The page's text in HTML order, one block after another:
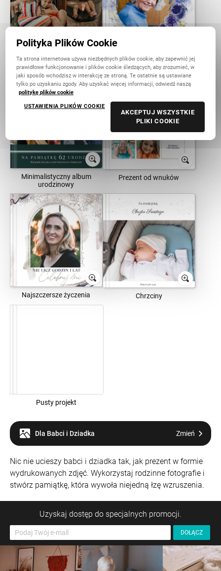
Rodzinne chwile Urodziny seniora
Minimalistyczny album
urodzinowy
Prezent od wnuków
Najszczersze życzenia Chrzciny
Pusty projekt
Dla Babci i Dziadka Zmień
Nic nie ucieszy babci i dziadka tak, jak prezent w formie
wydrukowanych zdjęć. Wykorzystaj rodzinne fotografie i
stwórz pamiątkę, która wywoła niejedną łzę wzruszenia.
Uzyskaj dostęp do specjalnych promocji.
Polityka Plików Cookie
Ta strona internetowa używa niezbędnych plików cookie, aby zapewnić jej
prawidłowe funkcjonowanie i plików cookie śledzących, aby zrozumieć, w
jaki sposób wchodzisz w interakcję ze stroną. Te ostatnie są ustawiane
tylko po uzyskaniu zgody. Aby uzyskać więcej informacji, odwiedź naszą
politykę plików cookie
USTAWIENIA PLIKÓW COOKIE
AKCEPTUJ WSZYSTKIE
PLIKI COOKIE